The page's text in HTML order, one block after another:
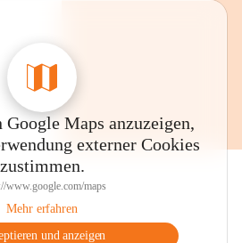
Maps anzuzeigen,
externer Cookies
zustimmen.
www.google.com/maps
Mehr erfahren
und anzeigen